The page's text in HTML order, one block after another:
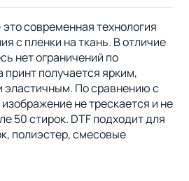
современная технология
с пленки на ткань. В отличие
нет ограничений по
принт получается ярким,
эластичным. По сравнению с
не трескается и не
50 стирок. DTF подходит для
полиэстер, смесовые